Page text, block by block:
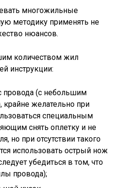
многожильные
методику применять не
нюансов.
количеством жил
инструкции:
провода (с небольшим
крайне желательно при
специальным
снять оплетку и не
но при отсутствии такого
использовать острый нож
убедиться в том, что
провода);